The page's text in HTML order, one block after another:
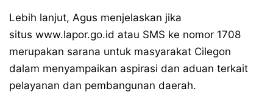
Lebih lanjut, Agus menjelaskan jika
situs www.lapor.go.id atau SMS ke nomor 1708
merupakan sarana untuk masyarakat Cilegon
dalam menyampaikan aspirasi dan aduan terkait
pelayanan dan pembangunan daerah.